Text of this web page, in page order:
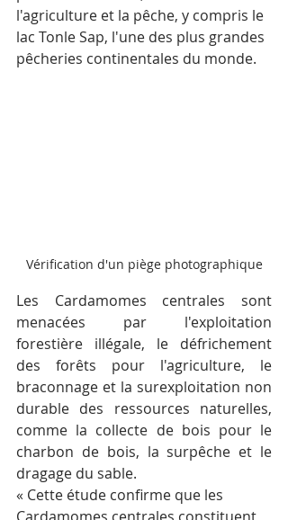
l'agriculture et la pêche, y compris le
lac Tonle Sap, l'une des plus grandes
pêcheries continentales du monde.
Vérification d'un piège photographique
Les Cardamomes centrales sont
menacées par l'exploitation
forestière illégale, le défrichement
des forêts pour l'agriculture, le
braconnage et la surexploitation non
durable des ressources naturelles,
comme la collecte de bois pour le
charbon de bois, la surpêche et le
dragage du sable.
« Cette étude confirme que les